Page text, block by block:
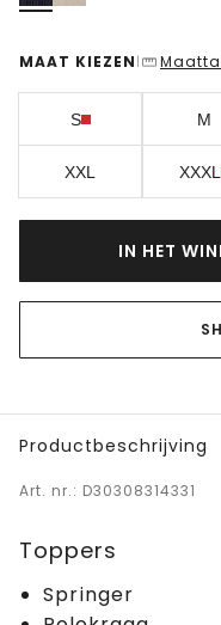
MAAT KIEZEN |
S M
XXL XXXL
IN HET
Productbeschrijving
Art. nr.: D30308314331
Toppers
Springer